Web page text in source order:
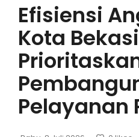
Efisiensi
Kota
Pelayanan